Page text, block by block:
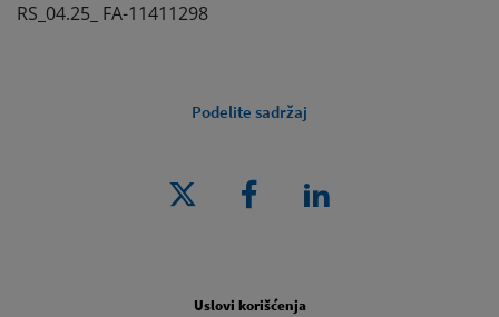
RS_04.25_ FA-11411298
Podelite sadržaj
Pravno [Footer Second]Uslovi korišćenja